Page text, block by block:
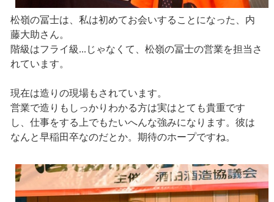
松嶺の冨士は、私は初めてお会いすることになった、内
藤大助さん。
階級はフライ級...じゃなくて、松嶺の冨士の営業を担当さ
れています。
現在は造りの現場もされています。
営業で造りもしっかりわかる方は実はとても貴重です
し、仕事をする上でもたいへんな強みになります。彼は
なんと早稲田卒なのだとか。期待のホープですね。